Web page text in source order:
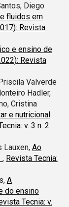
Diego
fluidos em
Revista
e ensino de
Revista
Valverde
Hadler,
Cristina
e nutricional
v. 3 n. 2
Lauxen, Ao
, Revista Tecnia:
A
do ensino
Tecnia: v.